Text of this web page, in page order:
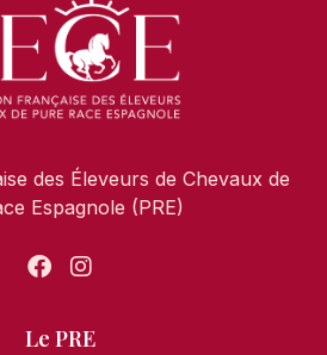
des Éleveurs de Chevaux de
Espagnole (PRE)
Le PRE